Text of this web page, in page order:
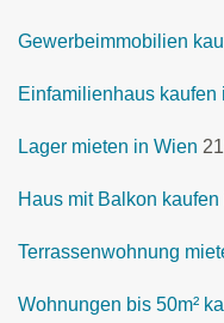
Gewerbeimmobilien
Einfamilienhaus kaufen
Lager mieten in Wien
Haus mit Balkon
Terrassenwohnung
Wohnungen bis 50m²